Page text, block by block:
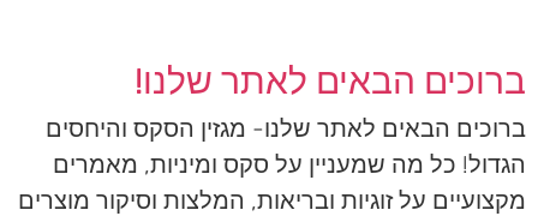
ברוכים הבאים לאתר שלנו!
ברוכים הבאים לאתר שלנו- מגזין הסקס והיחסים
הגדול! כל מה שמעניין על סקס ומיניות, מאמרים
מקצועיים על זוגיות ובריאות, המלצות וסיקור מוצרים